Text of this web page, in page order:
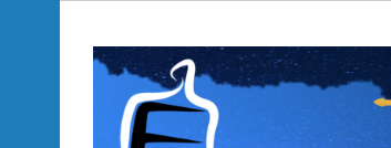
Podcasts zu Ihrem Vergnügen